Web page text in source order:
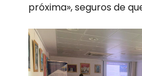
próxima», seguros de